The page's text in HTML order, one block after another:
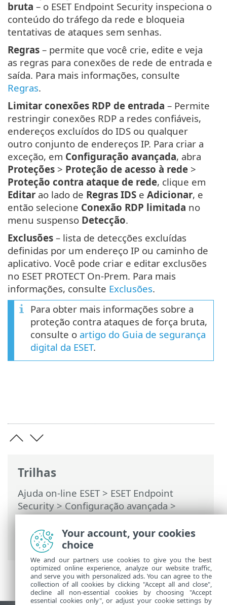
Trilhas
Ajuda on-line ESET> ESET Endpoint
Security>Configuração avançada>
Proteções>Proteção de acesso à rede>
Proteção contra ataque de rede (IDS)>
Proteção contra ataque de força bruta
bruta – o ESET Endpoint Security inspeciona o
conteúdo do tráfego da rede e bloqueia
tentativas de ataques sem senhas.
Regras – permite que você crie, edite e veja
as regras para conexões de rede de entrada e
saída. Para mais informações, consulte
Regras.
Limitar conexões RDP de entrada – Permite
restringir conexões RDP a redes confiáveis,
endereços excluídos do IDS ou qualquer
outro conjunto de endereços IP. Para criar a
exceção, em Configuração avançada, abra
Proteções > Proteção de acesso à rede >
Proteção contra ataque de rede, clique em
Editar ao lado de Regras IDS e Adicionar, e
então selecione Conexão RDP limitada no
menu suspenso Detecção.
Exclusões – lista de detecções excluídas
definidas por um endereço IP ou caminho de
aplicativo. Você pode criar e editar exclusões
no ESET PROTECT On-Prem. Para mais
informações, consulte Exclusões.
Para obter mais informações sobre a
proteção contra ataques de força bruta,
consulte o artigo do Guia de segurança
digital da ESET.
Your account, your cookies
choice
We and our partners use cookies to give you the best
optimized online experience, analyze our website traffic,
and serve you with personalized ads. You can agree to the
collection of all cookies by clicking "Accept all and close",
decline all non-essential cookies by choosing "Accept
essential cookies only", or adjust your cookie settings by